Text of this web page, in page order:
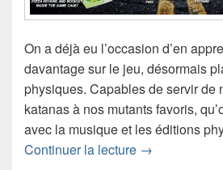
On a déjà eu l’occasion d’en
davantage sur le jeu, désormais
physiques. Capables de servir de
katanas à nos mutants favoris,
avec la musique et les éditions
Continuer la lecture Vinyle et
→